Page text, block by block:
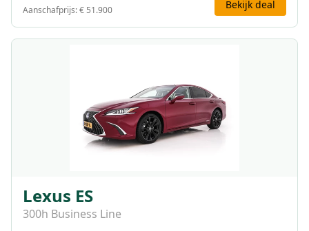
Aanschafprijs:€ 51.900 Bekijk deal
Lexus ES
300h Business Line